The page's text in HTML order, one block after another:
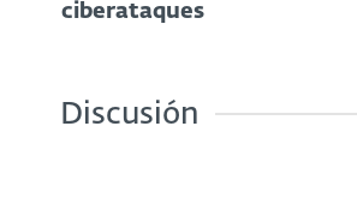
ciberataques
Discusión